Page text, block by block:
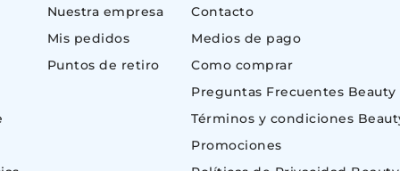
Nuestra empresa
Mis pedidos
Puntos de retiro
Contacto
Medios de pago
Como comprar
Preguntas Frecuentes Beauty
Términos y condiciones
Promociones